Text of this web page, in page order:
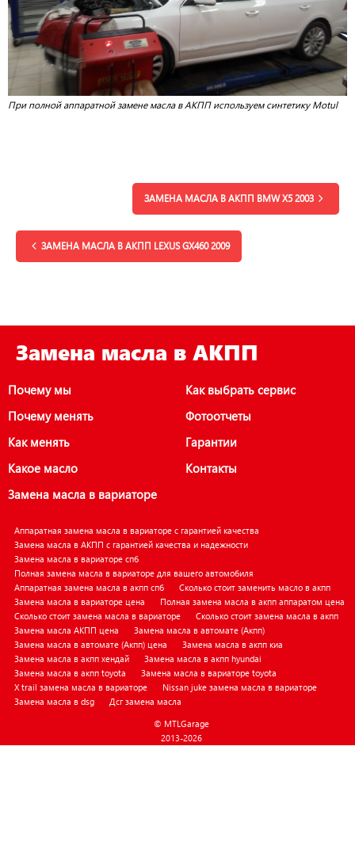
При полной аппаратной замене масла в АКПП используем синтетику Motul
ЗАМЕНА МАСЛА В АКПП BMW X5 2003
ЗАМЕНА МАСЛА В АКПП LEXUS GX460 2009
Замена масла в АКПП
Почему мы
Почему менять
Как менять
Какое масло
Замена масла в вариаторе
Как выбрать сервис
Фотоотчеты
Гарантии
Контакты
Аппаратная замена масла в вариаторе с гарантией качества
Замена масла в АКПП с гарантией качества и надежности
Замена масла в вариаторе спб
Полная замена масла в вариаторе для вашего автомобиля
Аппаратная замена масла в акпп спб
Сколько стоит заменить масло в акпп
Замена масла в вариаторе цена
Полная замена масла в акпп аппаратом цена
Сколько стоит замена масла в вариаторе
Сколько стоит замена масла в акпп
Замена масла АКПП цена
Замена масла в автомате (Акпп)
Замена масла в автомате (Акпп) цена
Замена масла в акпп киа
Замена масла в акпп хендай
Замена масла в акпп hyundai
Замена масла в акпп toyota
Замена масла в вариаторе toyota
X trail замена масла в вариаторе
Nissan juke замена масла в вариаторе
Замена масла в dsg
Дсг замена масла
© MTLGarage
2013-2026